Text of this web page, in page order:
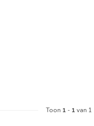
Toon 1 - 1van 1